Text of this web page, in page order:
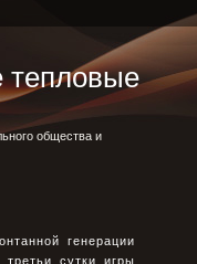
тепловые
общества и
генерации
сутки игры